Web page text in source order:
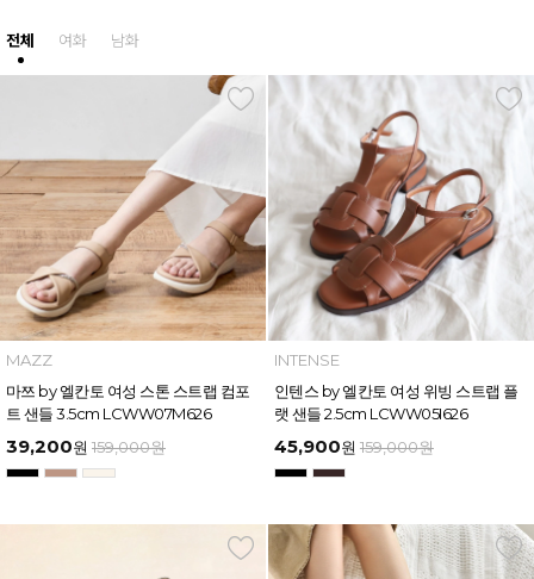
전체 여화 남화
MAZZ
마쯔 by 엘칸토 여성 스톤 스트랩 컴포
트 샌들 3.5cm LCWW07M626
39,200원 159,000원
INTENSE
인텐스 by 엘칸토 여성 위빙 스트랩 플
랫 샌들 2.5cm LCWW05I626
45,900원 159,000원